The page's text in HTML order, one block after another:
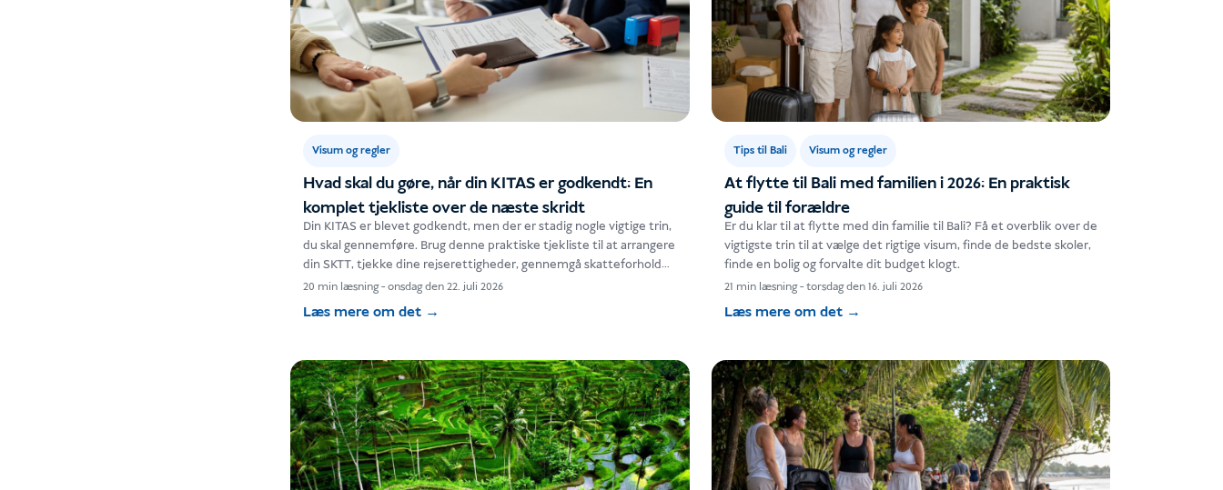
Visum og regler
Hvad skal du gøre, når din KITAS er godkendt: En
komplet tjekliste over de næste skridt
Din KITAS er blevet godkendt, men der er stadig nogle vigtige trin,
du skal gennemføre. Brug denne praktiske tjekliste til at arrangere
din SKTT, tjekke dine rejserettigheder, gennemgå skatteforhold
og…
20 min læsning-onsdag den 22. juli 2026
Læs mere om det →
Tips til Bali Visum og regler
At flytte til Bali med familien i 2026: En praktisk
guide til forældre
Er du klar til at flytte med din familie til Bali? Få et overblik over de
vigtigste trin til at vælge det rigtige visum, finde de bedste skoler,
finde en bolig og forvalte dit budget klogt.
21 min læsning - torsdag den 16. juli 2026
Læs mere om det →